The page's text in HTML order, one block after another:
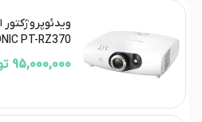
PT-RZ370
95,000,000 تومان